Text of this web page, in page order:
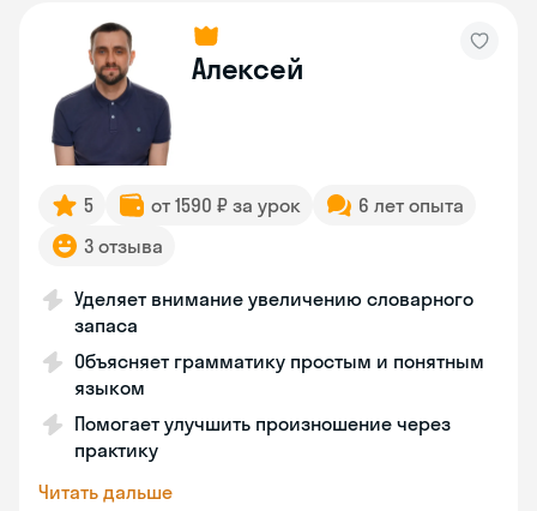
Алексей
5 от 1590 ₽ за урок
6 лет опыта
3 отзыва
Уделяет внимание увеличению словарного
запаса
Объясняет грамматику простым и понятным
языком
Помогает улучшить произношение через
практику
Читать дальше